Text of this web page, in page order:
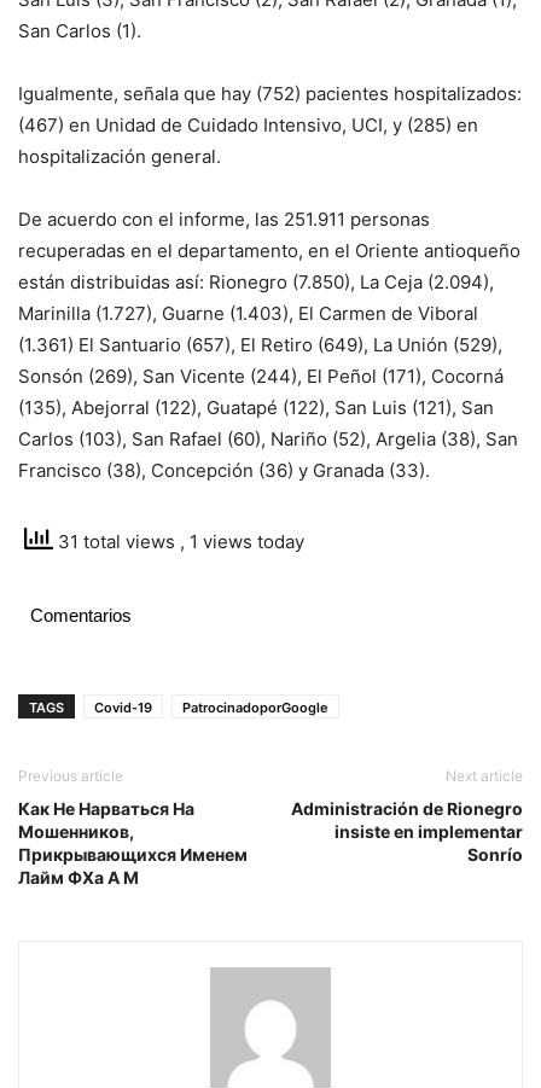
San Carlos (1).
Igualmente, señala que hay (752) pacientes hospitalizados:
(467) en Unidad de Cuidado Intensivo, UCI, y (285) en
hospitalización general.
De acuerdo con el informe, las 251.911 personas
recuperadas en el departamento, en el Oriente antioqueño
están distribuidas así: Rionegro (7.850), La Ceja (2.094),
Marinilla (1.727), Guarne (1.403), El Carmen de Viboral
(1.361) El Santuario (657), El Retiro (649), La Unión (529),
Sonsón (269), San Vicente (244), El Peñol (171), Cocorná
(135), Abejorral (122), Guatapé (122), San Luis (121), San
Carlos (103), San Rafael (60), Nariño (52), Argelia (38), San
Francisco (38), Concepción (36) y Granada (33).
31 total views , 1 views today
Comentarios
TAGS Covid-19 PatrocinadoporGoogle
Previous article
Как Не Нарваться На
Мошенников,
Прикрывающихся Именем
Лайм ФХа А М
Next article
Administración de Rionegro
insiste en implementar
Sonrío